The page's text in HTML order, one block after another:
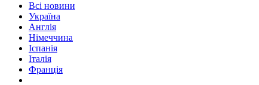
Всі новини
Україна
Англія
Німеччина
Іспанія
Італія
Франція